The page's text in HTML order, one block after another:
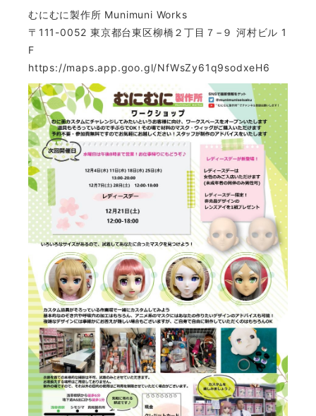
むにむに製作所 Munimuni Works
〒111-0052 東京都台東区柳橋２丁目７−９ 河村ビル 1
F
https://maps.app.goo.gl/NfWsZy61q9sodxeH6